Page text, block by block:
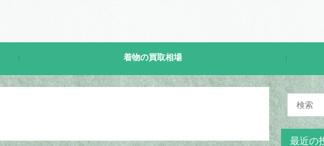
着物の買取相場
最近の